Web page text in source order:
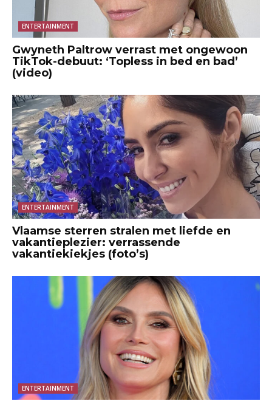
ENTERTAINMENT
Gwyneth Paltrow verrast met ongewoon
TikTok-debuut: ‘Topless in bed en bad’
(video)
ENTERTAINMENT
Vlaamse sterren stralen met liefde en
vakantieplezier: verrassende
vakantiekiekjes (foto’s)
ENTERTAINMENT